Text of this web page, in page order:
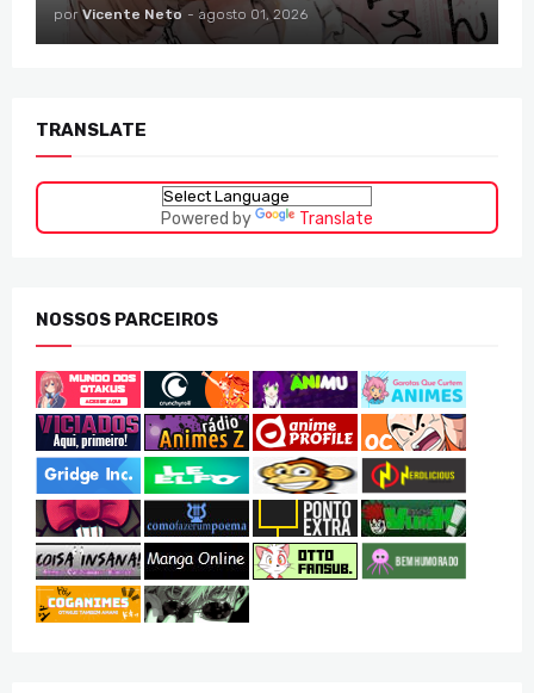
por Vicente Neto - agosto 01, 2026
TRANSLATE
Powered by Translate
NOSSOS PARCEIROS